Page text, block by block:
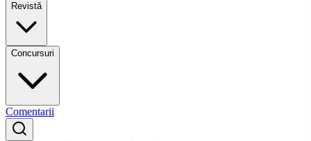
Revistă
Concursuri
Comentarii